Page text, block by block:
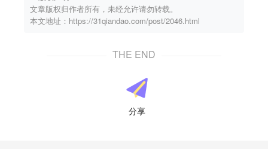
文章版权归作者所有，未经允许请勿转载。
本文地址：https://31qiandao.com/post/2046.html
THE END
分享